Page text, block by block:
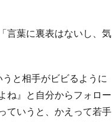
言葉に裏表はないし、気
と相手がビビるように
ね』と自分からフォロー
ていうと、かえって若手